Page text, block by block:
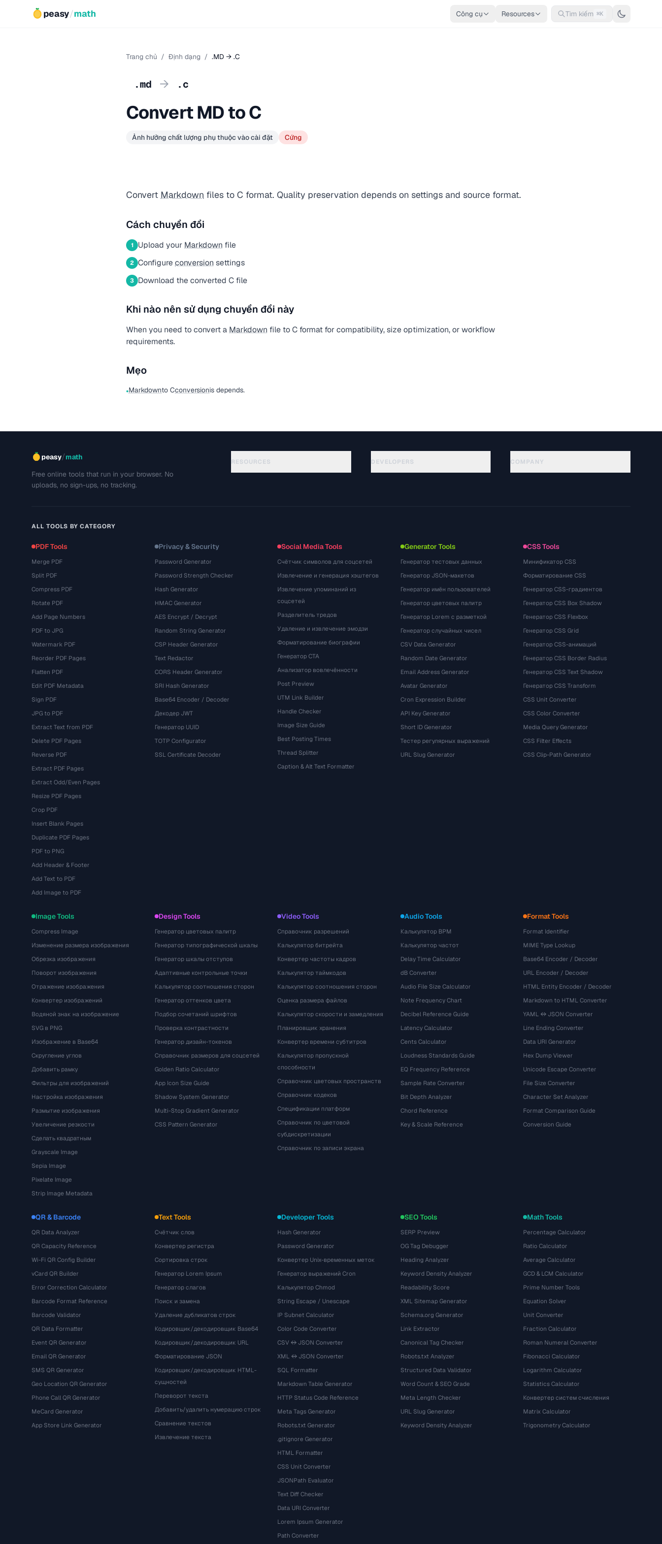
peasy/math Công cụ Resources Tìm kiếm ⌘K
Trang chủ / Định dạng / .MD → .C
.md → .c
Convert MD to C
Ảnh hưởng chất lượng phụ thuộc vào cài đặt Cứng
Convert Markdown files to C format. Quality preservation depends on settings and source format.
Cách chuyển đổi
1 Upload your Markdown file
2 Configureconversion settings
3 Download the converted C file
Khi nào nên sử dụng chuyển đổi này
When you need to convert a Markdown file to C format for compatibility, size optimization, or workflow
requirements.
Mẹo
•Markdownto Cconversionis depends.
peasy/math
Free online tools that run in your browser. No
uploads, no sign-ups, no tracking.
RESOURCES DEVELOPERS COMPANY
ALL TOOLS BY CATEGORY
PDF Tools
Merge PDF
Split PDF
Compress PDF
Rotate PDF
Add Page Numbers
PDF to JPG
Watermark PDF
Reorder PDF Pages
Flatten PDF
Edit PDF Metadata
Sign PDF
JPG to PDF
Extract Text from PDF
Delete PDF Pages
Reverse PDF
Extract PDF Pages
Extract Odd/Even Pages
Resize PDF Pages
Crop PDF
Insert Blank Pages
Duplicate PDF Pages
PDF to PNG
Add Header & Footer
Add Text to PDF
Add Image to PDF
Privacy & Security
Password Generator
Password Strength Checker
Hash Generator
HMAC Generator
AES Encrypt / Decrypt
Random String Generator
CSP Header Generator
Text Redactor
CORS Header Generator
SRI Hash Generator
Base64 Encoder / Decoder
Декодер JWT
Генератор UUID
TOTP Configurator
SSL Certificate Decoder
Social Media Tools
Счётчик символов для соцсетей
Извлечение и генерация хэштегов
Извлечение упоминаний из
соцсетей
Разделитель тредов
Удаление и извлечение эмодзи
Форматирование биографии
Генератор CTA
Анализатор вовлечённости
Post Preview
UTM Link Builder
Handle Checker
Image Size Guide
Best Posting Times
Thread Splitter
Caption & Alt Text Formatter
Generator Tools
Генератор тестовых данных
Генератор JSON-макетов
Генератор имён пользователей
Генератор цветовых палитр
Генератор Lorem с разметкой
Генератор случайных чисел
CSV Data Generator
Random Date Generator
Email Address Generator
Avatar Generator
Cron Expression Builder
API Key Generator
Short ID Generator
Тестер регулярных выражений
URL Slug Generator
CSS Tools
Минификатор CSS
Форматирование CSS
Генератор CSS-градиентов
Генератор CSS Box Shadow
Генератор CSS Flexbox
Генератор CSS Grid
Генератор CSS-анимаций
Генератор CSS Border Radius
Генератор CSS Text Shadow
Генератор CSS Transform
CSS Unit Converter
CSS Color Converter
Media Query Generator
CSS Filter Effects
CSS Clip-Path Generator
Image Tools
Compress Image
Изменение размера изображения
Обрезка изображения
Поворот изображения
Отражение изображения
Конвертер изображений
Водяной знак на изображение
SVG в PNG
Изображение в Base64
Скругление углов
Добавить рамку
Фильтры для изображений
Настройка изображения
Размытие изображения
Увеличение резкости
Сделать квадратным
Grayscale Image
Sepia Image
Pixelate Image
Strip Image Metadata
Design Tools
Генератор цветовых палитр
Генератор типографической шкалы
Генератор шкалы отступов
Адаптивные контрольные точки
Калькулятор соотношения сторон
Генератор оттенков цвета
Подбор сочетаний шрифтов
Проверка контрастности
Генератор дизайн-токенов
Справочник размеров для соцсетей
Golden Ratio Calculator
App Icon Size Guide
Shadow System Generator
Multi-Stop Gradient Generator
CSS Pattern Generator
Video Tools
Справочник разрешений
Калькулятор битрейта
Конвертер частоты кадров
Калькулятор таймкодов
Калькулятор соотношения сторон
Оценка размера файлов
Калькулятор скорости и замедления
Планировщик хранения
Конвертер времени субтитров
Калькулятор пропускной
способности
Справочник цветовых пространств
Справочник кодеков
Спецификации платформ
Справочник по цветовой
субдискретизации
Справочник по записи экрана
Audio Tools
Калькулятор BPM
Калькулятор частот
Delay Time Calculator
dB Converter
Audio File Size Calculator
Note Frequency Chart
Decibel Reference Guide
Latency Calculator
Cents Calculator
Loudness Standards Guide
EQ Frequency Reference
Sample Rate Converter
Bit Depth Analyzer
Chord Reference
Key & Scale Reference
Format Tools
Format Identifier
MIME Type Lookup
Base64 Encoder / Decoder
URL Encoder / Decoder
HTML Entity Encoder / Decoder
Markdown to HTML Converter
YAML ↔ JSON Converter
Line Ending Converter
Data URI Generator
Hex Dump Viewer
Unicode Escape Converter
File Size Converter
Character Set Analyzer
Format Comparison Guide
Conversion Guide
QR & Barcode
QR Data Analyzer
QR Capacity Reference
Wi-Fi QR Config Builder
vCard QR Builder
Error Correction Calculator
Barcode Format Reference
Barcode Validator
QR Data Formatter
Event QR Generator
Email QR Generator
SMS QR Generator
Geo Location QR Generator
Phone Call QR Generator
MeCard Generator
App Store Link Generator
Text Tools
Счётчик слов
Конвертер регистра
Сортировка строк
Генератор Lorem Ipsum
Генератор слагов
Поиск и замена
Удаление дубликатов строк
Кодировщик/декодировщик Base64
Кодировщик/декодировщик URL
Форматирование JSON
Кодировщик/декодировщик HTML-
сущностей
Переворот текста
Добавить/удалить нумерацию строк
Сравнение текстов
Извлечение текста
Developer Tools
Hash Generator
Password Generator
Конвертер Unix-временных меток
Генератор выражений Cron
Калькулятор Chmod
String Escape / Unescape
IP Subnet Calculator
Color Code Converter
CSV ↔ JSON Converter
XML ↔ JSON Converter
SQL Formatter
Markdown Table Generator
HTTP Status Code Reference
Meta Tags Generator
Robots.txt Generator
.gitignore Generator
HTML Formatter
CSS Unit Converter
JSONPath Evaluator
Text Diff Checker
Data URI Converter
Lorem Ipsum Generator
Path Converter
SEO Tools
SERP Preview
OG Tag Debugger
Heading Analyzer
Keyword Density Analyzer
Readability Score
XML Sitemap Generator
Schema.org Generator
Link Extractor
Canonical Tag Checker
Robots.txt Analyzer
Structured Data Validator
Word Count & SEO Grade
Meta Length Checker
URL Slug Generator
Keyword Density Analyzer
Math Tools
Percentage Calculator
Ratio Calculator
Average Calculator
GCD & LCM Calculator
Prime Number Tools
Equation Solver
Unit Converter
Fraction Calculator
Roman Numeral Converter
Fibonacci Calculator
Logarithm Calculator
Statistics Calculator
Конвертер систем счисления
Matrix Calculator
Trigonometry Calculator